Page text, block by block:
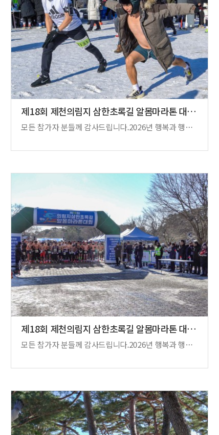
제18회 제천의림지 삼한초록길 알몸마라톤 대…
모든 참가자 분들께 감사드립니다.2026년 행복과 행운이 가득하세요.
제18회 제천의림지 삼한초록길 알몸마라톤 대…
모든 참가자 분들께 감사드립니다.2026년 행복과 행운이 가득하세요.